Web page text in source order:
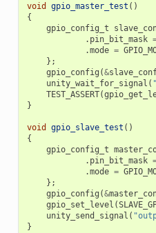
void gpio_master_test ()
{
gpio_config_t
. pin_bit_mask
.mode =
};
gpio_config (&
unity_wait_for_signal (
TEST_ASSERT(
}
void gpio_slave_test ()
{
gpio_config_t
. pin_bit_mask
.mode =
};
gpio_config (&
gpio_set_level (
unity_send_signal (
}